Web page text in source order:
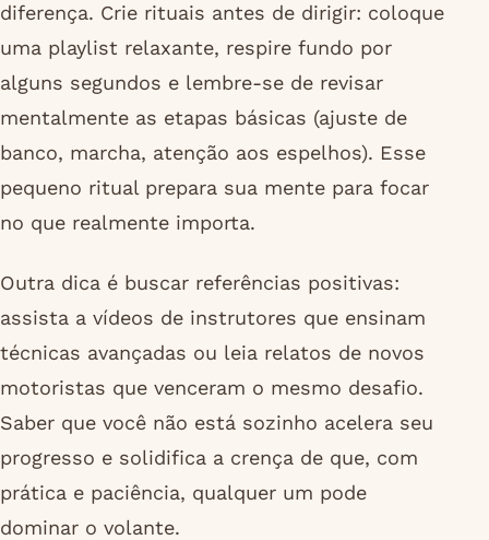
diferença. Crie rituais antes de dirigir: coloque
uma playlist relaxante, respire fundo por
alguns segundos e lembre-se de revisar
mentalmente as etapas básicas (ajuste de
banco, marcha, atenção aos espelhos). Esse
pequeno ritual prepara sua mente para focar
no que realmente importa.
Outra dica é buscar referências positivas:
assista a vídeos de instrutores que ensinam
técnicas avançadas ou leia relatos de novos
motoristas que venceram o mesmo desafio.
Saber que você não está sozinho acelera seu
progresso e solidifica a crença de que, com
prática e paciência, qualquer um pode
dominar o volante.